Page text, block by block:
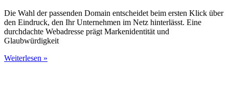
Die Wahl der passenden Domain entscheidet beim ersten Klick über
den Eindruck, den Ihr Unternehmen im Netz hinterlässt. Eine
durchdachte Webadresse prägt Markenidentität und
Glaubwürdigkeit
Weiterlesen »